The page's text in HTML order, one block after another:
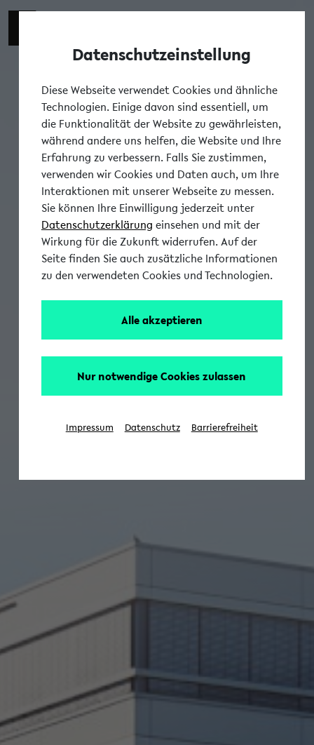
Datenschutzeinstellung
Diese Webseite verwendet Cookies und ähnliche
Technologien. Einige davon sind essentiell, um
die Funktionalität der Website zu gewährleisten,
während andere uns helfen, die Website und Ihre
Erfahrung zu verbessern. Falls Sie zustimmen,
verwenden wir Cookies und Daten auch, um Ihre
Interaktionen mit unserer Webseite zu messen.
Sie können Ihre Einwilligung jederzeit unter
Datenschutzerklärung einsehen und mit der
Wirkung für die Zukunft widerrufen. Auf der
Seite finden Sie auch zusätzliche Informationen
zu den verwendeten Cookies und Technologien.
Alle akzeptieren
Nur notwendige Cookies zulassen
Impressum Datenschutz Barrierefreiheit